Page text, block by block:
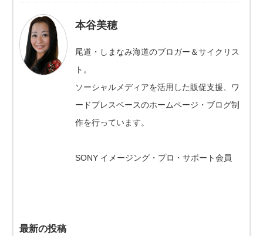
本谷美穂
尾道・しまなみ海道のブロガー＆サイクリス
ト。
ソーシャルメディアを活用した販促支援、ワ
ードプレスベースのホームページ・ブログ制
作を行っています。
SONY イメージング・プロ・サポート会員
最新の投稿